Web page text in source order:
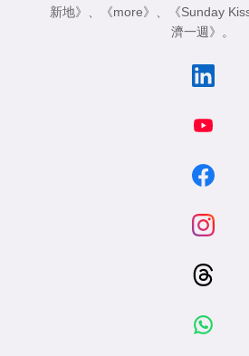
新地》
《more》 《Sunday
濟一週》
。